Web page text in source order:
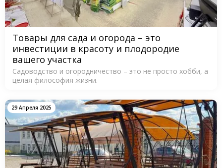
Товары для сада и огорода – это
инвестиции в красоту и плодородие
вашего участка
Садоводство и огородничество – это не просто хобби, а
целая философия жизни.
29 Апреля 2025